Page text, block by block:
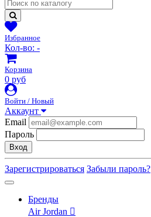
Избранное
Кол-во: -
Корзина
0 руб
Войти / Новый
Аккаунт
Email
Пароль
Вход
Зарегистрироваться Забыли пароль?
Бренды
Air Jordan